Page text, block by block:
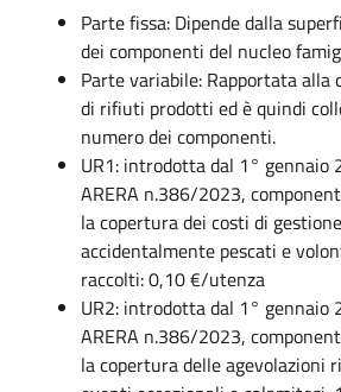
Parte fissa: Dipende dalla
dei componenti del nucleo
Parte variabile: Rapportata
di rifiuti prodotti ed è quindi
numero dei componenti.
UR1: introdotta dal 1° gennaio
ARERA n.386/2023,
la copertura dei costi di
accidentalmente pescati e
raccolti: 0,10 €/utenza
UR2: introdotta dal 1° gennaio
ARERA n.386/2023,
la copertura delle agevolazioni